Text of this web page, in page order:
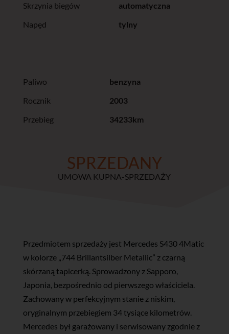
Skrzynia biegów
automatyczna
Napęd
tylny
Paliwo
benzyna
Rocznik
2003
Przebieg
34233km
SPRZEDANY
UMOWA KUPNA-SPRZEDAŻY
Przedmiotem sprzedaży jest Mercedes S430 4Matic
w kolorze „744 Brillantsilber Metallic” z czarną
skórzaną tapicerką. Sprowadzony z Sapporo,
Japonia, bezpośrednio od pierwszego właściciela.
Zachowany w perfekcyjnym stanie z niskim,
oryginalnym przebiegiem 34 tysiące kilometrów.
Mercedes był garażowany i serwisowany zgodnie z